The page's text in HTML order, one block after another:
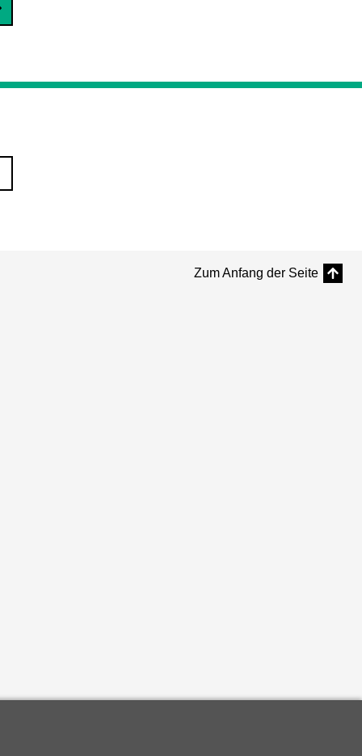
Zum Anfang der Seite